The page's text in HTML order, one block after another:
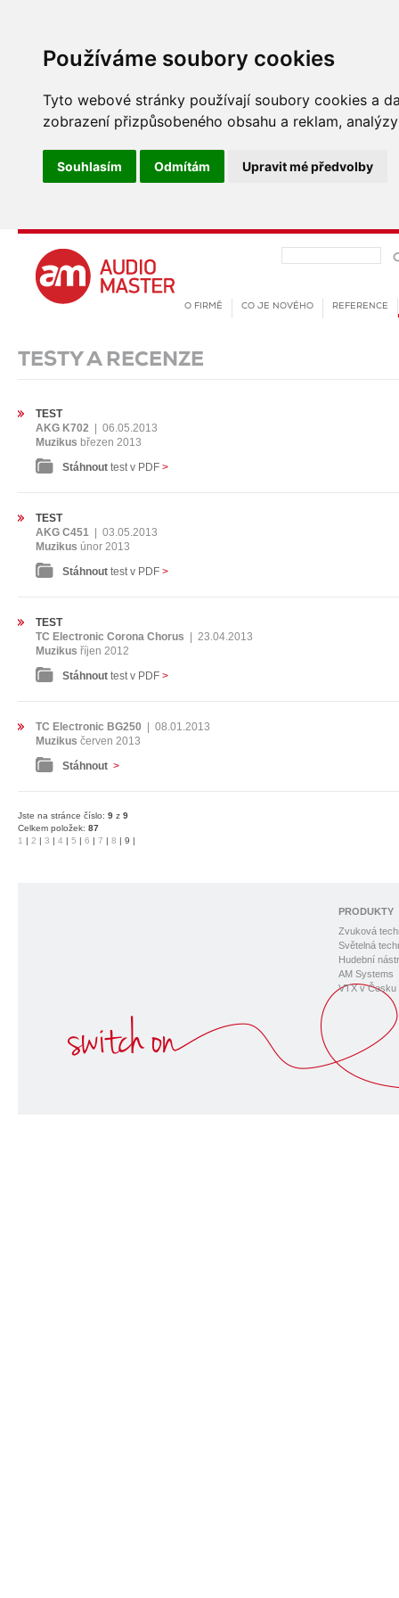
Používáme soubory cookies
Tyto webové stránky používají soubory cookies a
zobrazení přizpůsobeného obsahu a reklam,
Souhlasím Odmítám Upravit mé předvolby
TESTY A RECENZE
TEST
AKG K702
06.05.2013
Muzikus březen 2013
Stáhnout test v PDF >
TEST
AKG C451
03.05.2013
Muzikus únor 2013
Stáhnout test v PDF >
TEST
TC Electronic Corona Chorus
23.04.2013
Muzikus říjen 2012
Stáhnout test v PDF >
TC Electronic BG250
08.01.2013
Muzikus červen 2013
Stáhnout >
Jste na stránce číslo: 9 z 9
Celkem položek: 87
1 | 2 | 3 | 4 | 5 | 6 | 7 | 8 | 9 |
REFERENCE
CO JE NOVÉHO
O FIRMĚ
PRODUKTY
Zvuková
Světelná
Hudební
AM Systems
VTX v Česku